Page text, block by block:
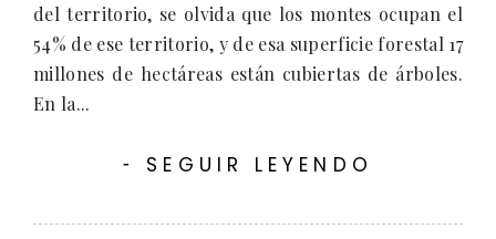
del territorio, se olvida que los montes ocupan el
54% de ese territorio, y de esa superficie forestal 17
millones de hectáreas están cubiertas de árboles.
En la...
- SEGUIR LEYENDO